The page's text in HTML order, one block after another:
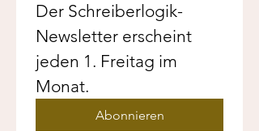
Der Schreiberlogik-
Newsletter erscheint
jeden 1. Freitag im
Monat.
Abonnieren